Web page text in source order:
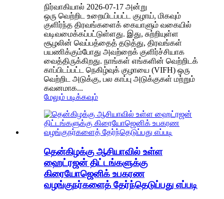
நிர்வாகியால் 2026-07-17 அன்று
ஒரு வெற்றிட உறையிடப்பட்ட குழாய், மிகவும்
குளிர்ந்த திரவங்களைக் கையாளும் வகையில்
வடிவமைக்கப்பட்டுள்ளது. இது, சுற்றியுள்ள
சூழலின் வெப்பத்தைத் தடுத்து, திரவங்கள்
பயணிக்கும்போது அவற்றைக் குளிர்ச்சியாக
வைத்திருக்கிறது. நாங்கள் எங்களின் வெற்றிடக்
காப்பிடப்பட்ட நெகிழ்வுக் குழாயை (VIFH) ஒரு
வெற்றிட அடுக்கு, பல காப்பு அடுக்குகள் மற்றும்
கவனமாக...
மேலும் படிக்கவும்
தென்கிழக்கு ஆசியாவில் உள்ள
ஹைட்ரஜன் திட்டங்களுக்கு
கிரையோஜெனிக் உபகரண
வழங்குநர்களைத் தேர்ந்தெடுப்பது எப்படி